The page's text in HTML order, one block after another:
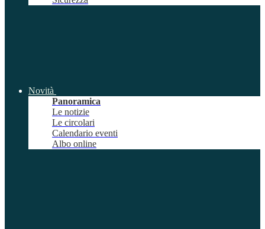
Novità
Panoramica
Le notizie
Le circolari
Calendario eventi
Albo online